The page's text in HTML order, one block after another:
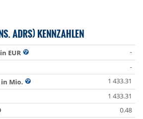
ADRS) KENNZAHLEN
EUR
-
-
Mio.
1 433.31
1 433.31
0.48